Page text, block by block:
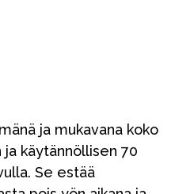
ja mukavana koko
käytännöllisen 70
Se estää